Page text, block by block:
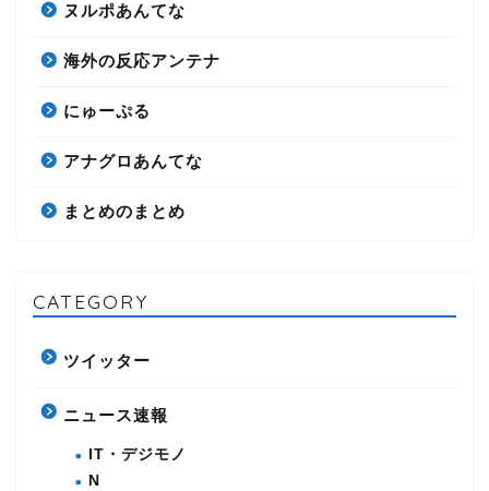
ヌルポあんてな
海外の反応アンテナ
にゅーぷる
アナグロあんてな
まとめのまとめ
CATEGORY
ツイッター
ニュース速報
IT・デジモノ
N